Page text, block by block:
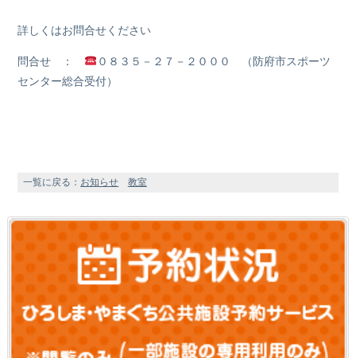
詳しくはお問合せください
問合せ ：
０８３５－２７－２０００ （防府市スポーツ
センター総合受付）
一覧に戻る： お知らせ 教室